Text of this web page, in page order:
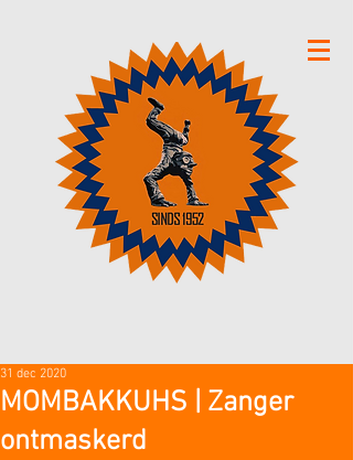
MOMBAKKUHS | Zanger
ontmaskerd
31 dec 2020